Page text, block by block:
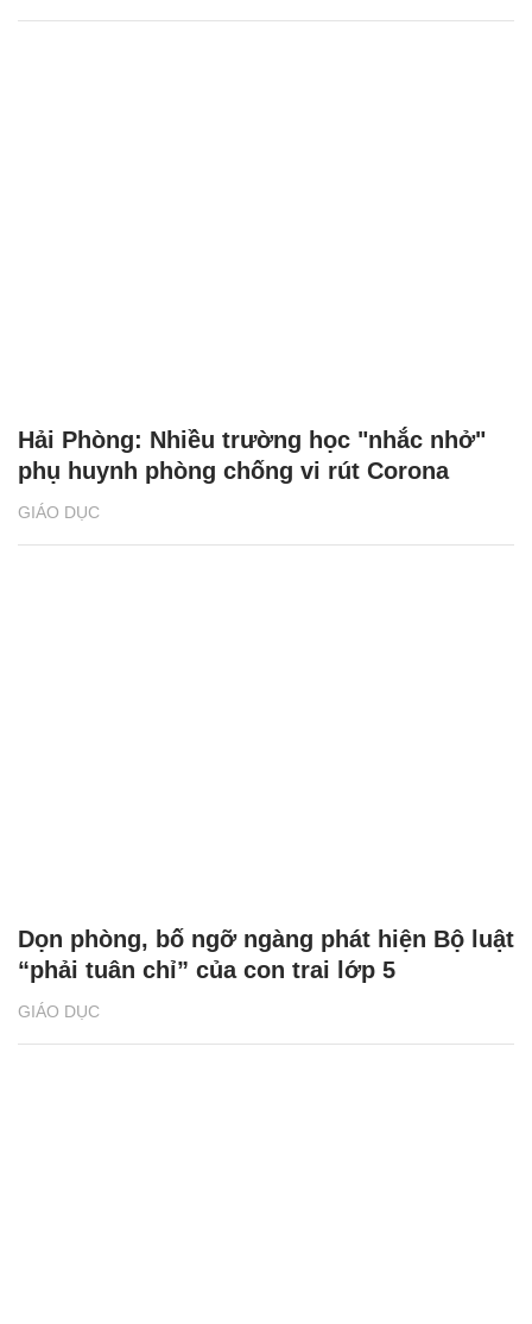
GIÁO DỤC
Hải Phòng: Nhiều trường học "nhắc nhở"
phụ huynh phòng chống vi rút Corona
GIÁO DỤC
Dọn phòng, bố ngỡ ngàng phát hiện Bộ luật
“phải tuân chỉ” của con trai lớp 5